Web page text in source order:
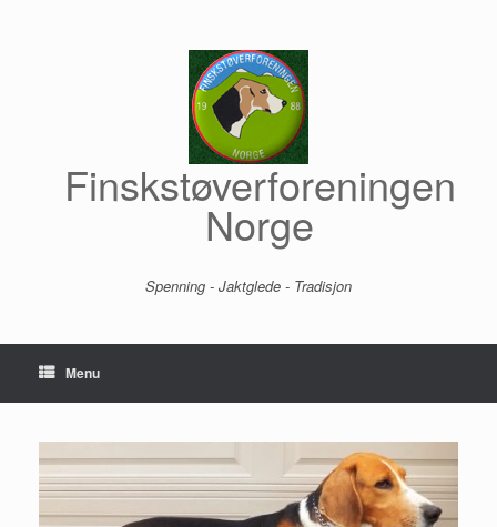
Finskstøverforeningen
Norge
Spenning - Jaktglede - Tradisjon
Menu